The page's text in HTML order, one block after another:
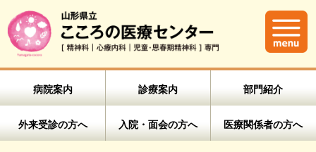
病院案内 診療案内 部門紹介
外来受診の方へ 入院・面会の方へ 医療関係者の方へ